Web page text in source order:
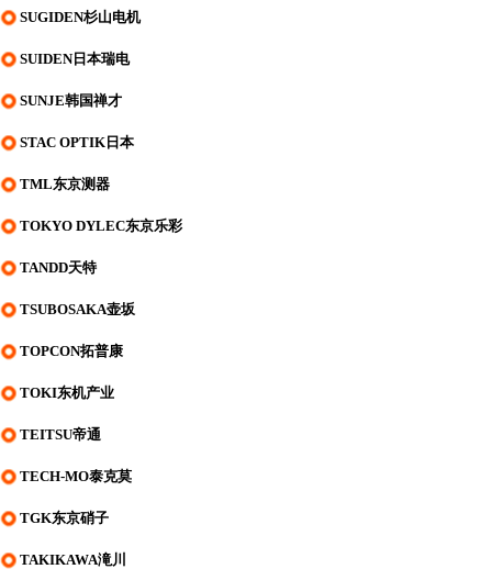
SUGIDEN杉山电机
SUIDEN日本瑞电
SUNJE韩国禅才
STAC OPTIK日本
TML东京测器
TOKYO DYLEC东京乐彩
TANDD天特
TSUBOSAKA壶坂
TOPCON拓普康
TOKI东机产业
TEITSU帝通
TECH-MO泰克莫
TGK东京硝子
TAKIKAWA滝川